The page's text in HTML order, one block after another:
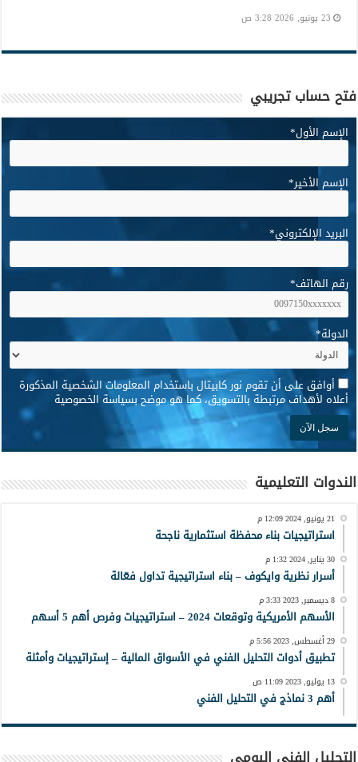
23 يونيو, 2026 3:28 ص
فتح حساب تجريبي
الإسم الأول*
الإسم الأخير*
البريد الإلكتروني*
رقم الهاتف*
الدولة*
* أوافق على أن تقوم نور كابيتال باستخدام المعلومات الشخصية المذكورة
أعلاه لأهداف مرتبطة بالتسويق، كما هو موضح بسياسة الخصوصية
الندوات التعليمية
21 يونيو, 2024 12:09 م
استراتيجيات بناء محفظة استثمارية ناجحة
30 يناير, 2024 1:32 م
أسرار نظرية وايكوف – بناء استراتيجية تداول فعّالة
8 ديسمبر, 2023 3:33 م
الأسهم الأمريكية وتوقعات 2024 – استراتيجيات وفرص أهم 5 أسهم
29 أغسطس, 2023 5:56 م
تطبيق أدوات التحليل الفني في الأسواق المالية – إستراتيجيات وأمثلة
13 يوليو, 2023 11:09 ص
أهم 3 نماذج في التحليل الفني